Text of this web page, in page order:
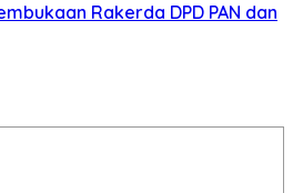
Rakerda DPD PAN dan